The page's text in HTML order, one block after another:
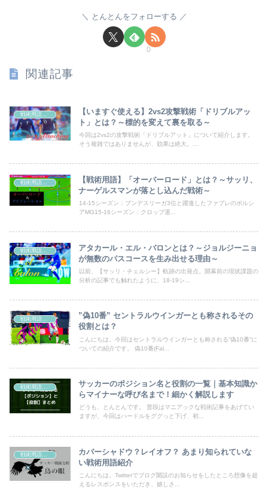
とんとんをフォローする
0
関連記事
戦術用語解説
【いますぐ使える】2vs2攻撃戦術「ドリブルアッ
ト」とは？～標的を変えて裏を取る～
今回は2vs2の攻撃戦術「ドリブルアット」について紹介します。
そう複雑ではありませんが、効果は絶大。...
【戦術用語】「オーバーロード」とは？～サッリ、
ナーゲルスマンが落とし込んだ戦術～
14-15シーズン：ブンデスリーガ3位と躍進したファブレのボルシ
アMG15-16シーズン：クロップ退...
アタカール・エル・バロンとは？～ジョルジーニョ
が無数のパスコースを生み出せる理由～
以前、【サッリ・チェルシー】軌跡の出発点。開幕前の現状課題の
分析の記事でも触れたように、18-19シ...
”偽10番” セントラルウインガーとも称されるその
役割とは？
こんにちは。今回はセントラルウインガーとも称される”偽10番”に
ついての紹介です。 偽10番(Fal...
サッカーのポジション名と役割の一覧｜基本知識か
らマイナーな呼び名まで！細かく解説します
どうも、とんとんです。 普段はマニアックな戦術記事をあげてい
ますが、今回はハードルをググっと下げ、初...
戦術用語解説
カバーシャドウ？レイオフ？ あまり知られていな
い戦術用語紹介
こんにちは。Twitterでブログ開設のお知らせをしたところ想像を超
えるレスポンスをいただき、嬉しさ...